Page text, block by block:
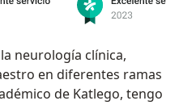
neurología clínica,
en diferentes ramas
de Katlego, tengo